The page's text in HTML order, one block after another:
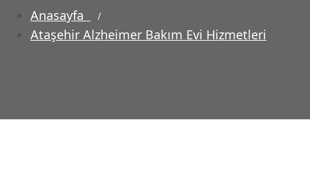
Anasayfa
Ataşehir Alzheimer Bakım Evi Hizmetleri